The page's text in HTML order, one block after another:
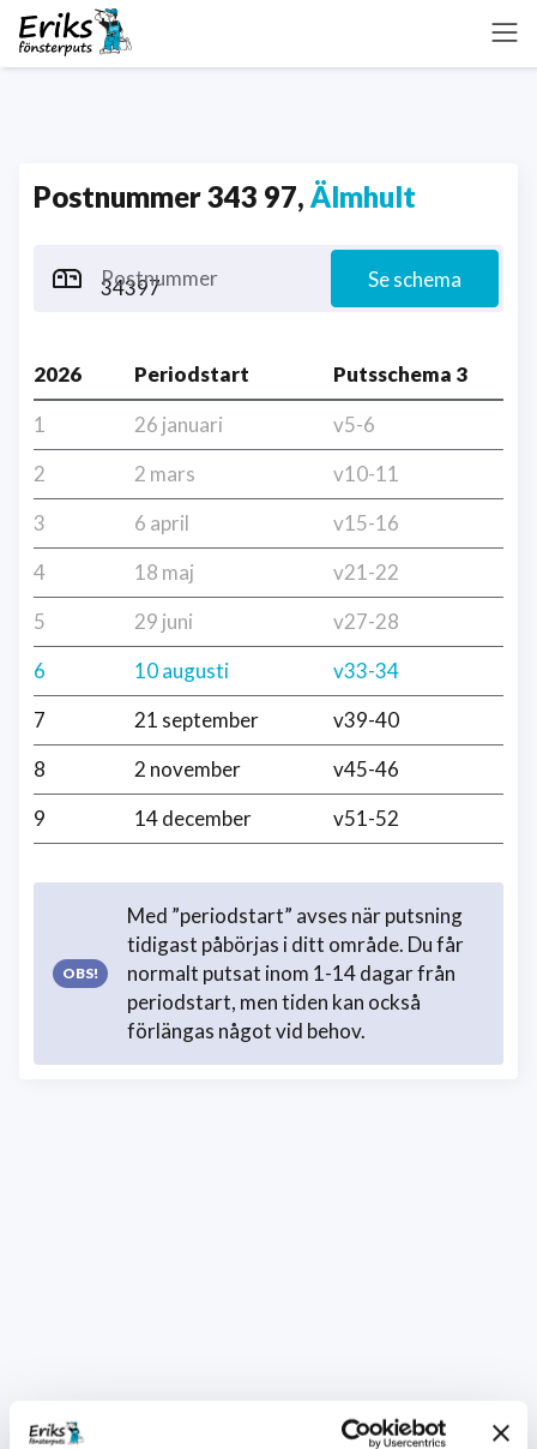
Postnummer 343 97, Älmhult
Postnummer Se schema
2026 Periodstart
Putsschema 3
1
26 januari
v5-6
2
2 mars
v10-11
3
6 april
v15-16
4
18 maj
v21-22
5
29 juni
v27-28
6
10 augusti
v33-34
7
21 september
v39-40
8
2 november
v45-46
9
14 december v51-52
Med ”periodstart” avses när putsning
tidigast påbörjas i ditt område. Du får
normalt putsat inom 1-14 dagar från
periodstart, men tiden kan också
förlängas något vid behov.